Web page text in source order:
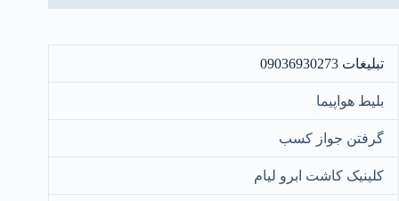
تبلیغات 09036930273
بلیط هواپیما
گرفتن جواز کسب
کلینیک کاشت ابرو لیام